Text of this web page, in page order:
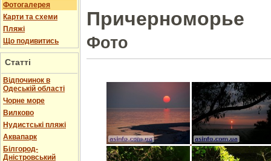
Фотогалерея
Карти та схеми
Пляжі
Що подивитись
Статті
Відпочинок в
Одеській області
Чорне море
Вилково
Нудистські пляжі
Аквапарк
Білгород-
Дністровський
Причерноморье
Фото